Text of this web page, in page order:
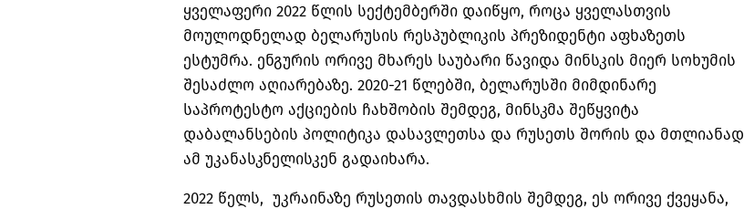
ყველაფერი 2022 წლის სექტემბერში დაიწყო, როცა ყველასთვის
მოულოდნელად ბელარუსის რესპუბლიკის პრეზიდენტი აფხაზეთს
ესტუმრა. ენგურის ორივე მხარეს საუბარი წავიდა მინსკის მიერ სოხუმის
შესაძლო აღიარებაზე. 2020-21 წლებში, ბელარუსში მიმდინარე
საპროტესტო აქციების ჩახშობის შემდეგ, მინსკმა შეწყვიტა
დაბალანსების პოლიტიკა დასავლეთსა და რუსეთს შორის და მთლიანად
ამ უკანასკნელისკენ გადაიხარა.
2022 წელს, უკრაინაზე რუსეთის თავდასხმის შემდეგ, ეს ორივე ქვეყანა,